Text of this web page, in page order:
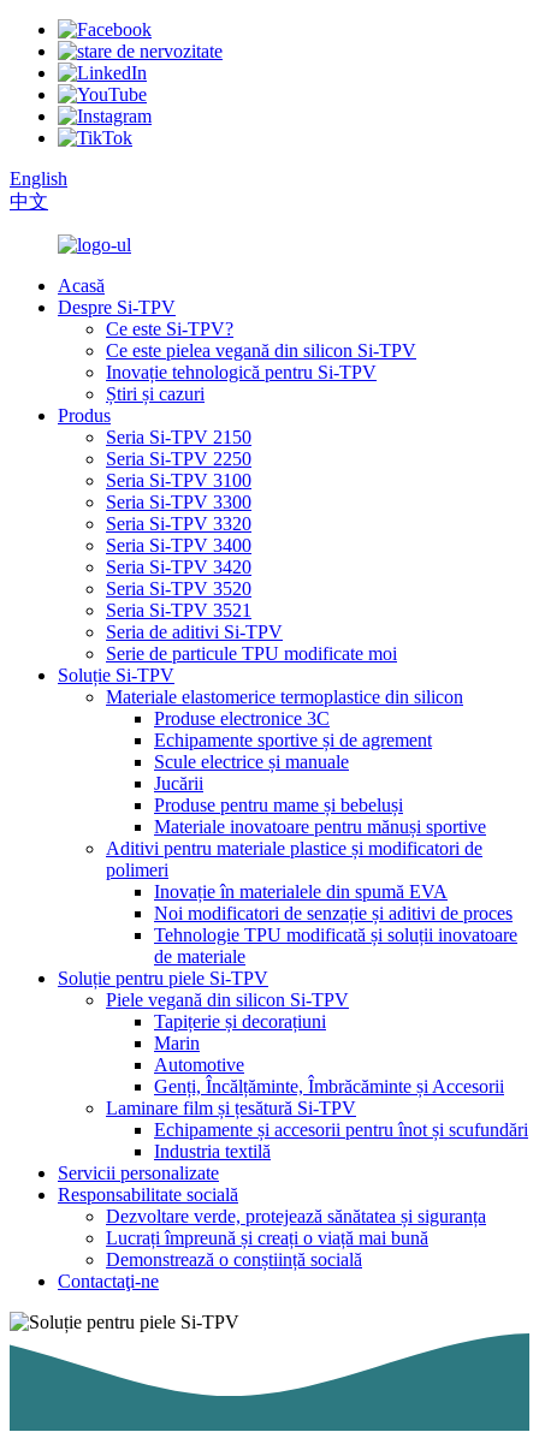
English
中文
Acasă
Despre Si-TPV
Ce este Si-TPV?
Ce este pielea vegană din silicon Si-TPV
Inovație tehnologică pentru Si-TPV
Știri și cazuri
Produs
Seria Si-TPV 2150
Seria Si-TPV 2250
Seria Si-TPV 3100
Seria Si-TPV 3300
Seria Si-TPV 3320
Seria Si-TPV 3400
Seria Si-TPV 3420
Seria Si-TPV 3520
Seria Si-TPV 3521
Seria de aditivi Si-TPV
Serie de particule TPU modificate moi
Soluție Si-TPV
Materiale elastomerice termoplastice din silicon
Produse electronice 3C
Echipamente sportive și de agrement
Scule electrice și manuale
Jucării
Produse pentru mame și bebeluși
Materiale inovatoare pentru mănuși sportive
Aditivi pentru materiale plastice și modificatori de
polimeri
Inovație în materialele din spumă EVA
Noi modificatori de senzație și aditivi de proces
Tehnologie TPU modificată și soluții inovatoare
de materiale
Soluție pentru piele Si-TPV
Piele vegană din silicon Si-TPV
Tapițerie și decorațiuni
Marin
Automotive
Genți, Încălțăminte, Îmbrăcăminte și Accesorii
Laminare film și țesătură Si-TPV
Echipamente și accesorii pentru înot și scufundări
Industria textilă
Servicii personalizate
Responsabilitate socială
Dezvoltare verde, protejează sănătatea și siguranța
Lucrați împreună și creați o viață mai bună
Demonstrează o conștiință socială
Contactaţi-ne